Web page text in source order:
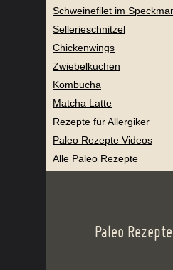
Schweinefilet im
Sellerieschnitzel
Chickenwings
Zwiebelkuchen
Kombucha
Matcha Latte
Rezepte für Allergiker
Paleo Rezepte Videos
Alle Paleo Rezepte
Paleo